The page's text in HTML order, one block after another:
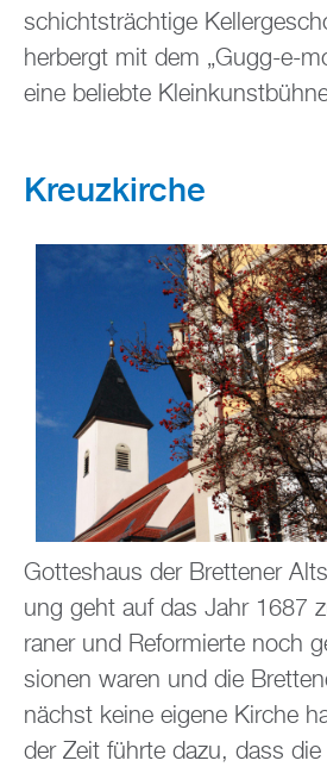
schichts­träch­ti­ge
her­bergt mit dem „Gugg-e-
eine be­lieb­te
Kreuz­kir­che
Got­tes­haus der Brettener
ung geht auf das Jahr 1687
ra­ner und Re­for­mier­te noch
sio­nen waren und die
nächst keine ei­ge­ne Kir­che
der Zeit führ­te dazu, dass